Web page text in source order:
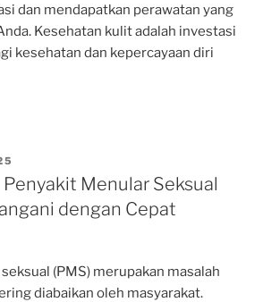
dan mendapatkan perawatan yang
Kesehatan kulit adalah investasi
kesehatan dan kepercayaan diri
Penyakit Menular Seksual
dengan Cepat
(PMS) merupakan masalah
diabaikan oleh masyarakat.